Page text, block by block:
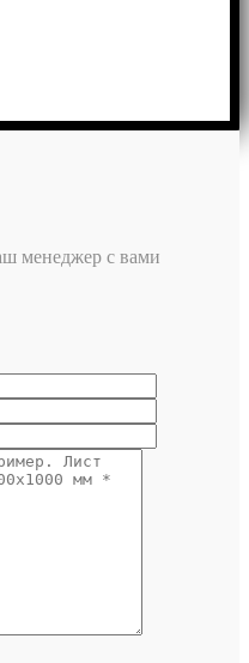
менеджер с вами